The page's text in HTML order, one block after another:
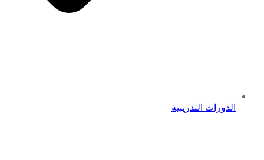
الدورات التدريبية